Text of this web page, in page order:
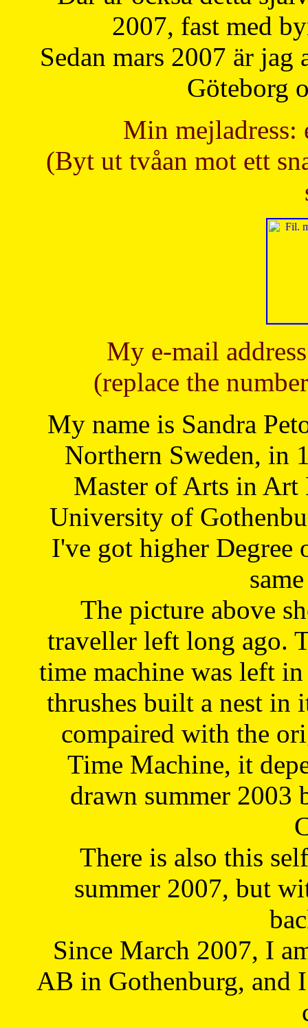
2007, fast med
Sedan mars 2007 är
Göteborg
Min mejladress:
(Byt ut tvåan mot ett
My e-mail
(replace the
My name is Sandra
Northern Sweden, in
Master of Arts in Art
University of
I've got higher Degree
The picture above
traveller left long ago.
time machine was left
thrushes built a nest in
compaired with the
Time Machine, it
drawn summer 2003
There is also this
summer 2007, but
Since March 2007, I
AB in Gothenburg, and